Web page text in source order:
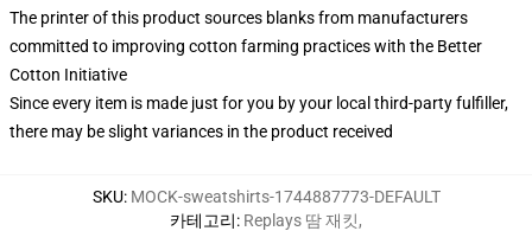
The printer of this product sources blanks from manufacturers
committed to improving cotton farming practices with the Better
Cotton Initiative
Since every item is made just for you by your local third-party fulfiller,
there may be slight variances in the product received
SKU: MOCK-sweatshirts-1744887773-DEFAULT
카테고리: Replays 땀 재킷,